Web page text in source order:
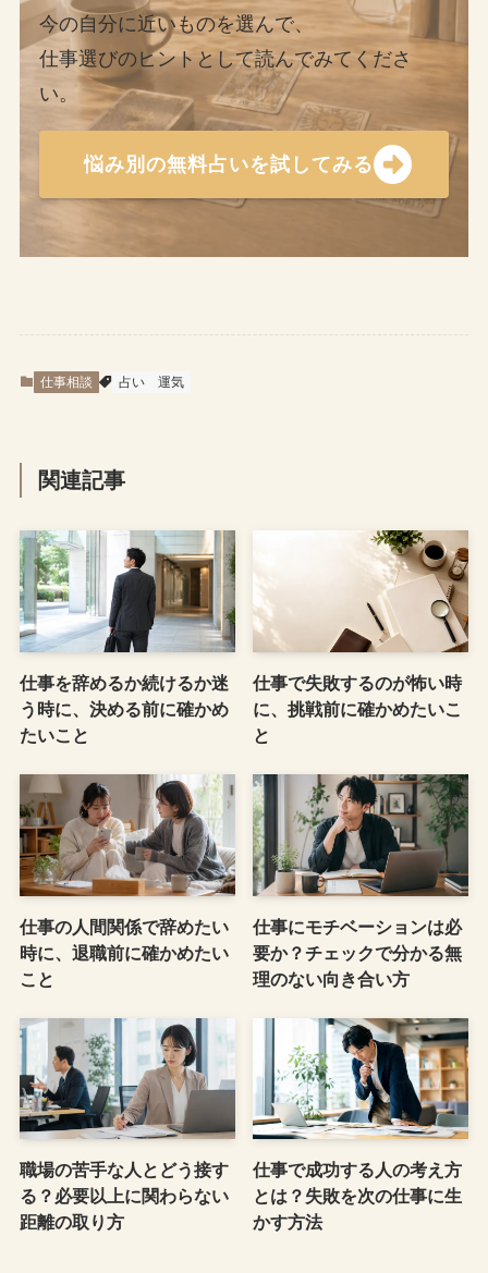
今の自分に近いものを選んで、
仕事選びのヒントとして読んでみてくださ
い。
悩み別の無料占いを試してみる
仕事相談 占い 運気
関連記事
仕事を辞めるか続けるか迷
う時に、決める前に確かめ
たいこと
仕事で失敗するのが怖い時
に、挑戦前に確かめたいこ
と
仕事の人間関係で辞めたい
時に、退職前に確かめたい
こと
仕事にモチベーションは必
要か？チェックで分かる無
理のない向き合い方
職場の苦手な人とどう接す
る？必要以上に関わらない
距離の取り方
仕事で成功する人の考え方
とは？失敗を次の仕事に生
かす方法